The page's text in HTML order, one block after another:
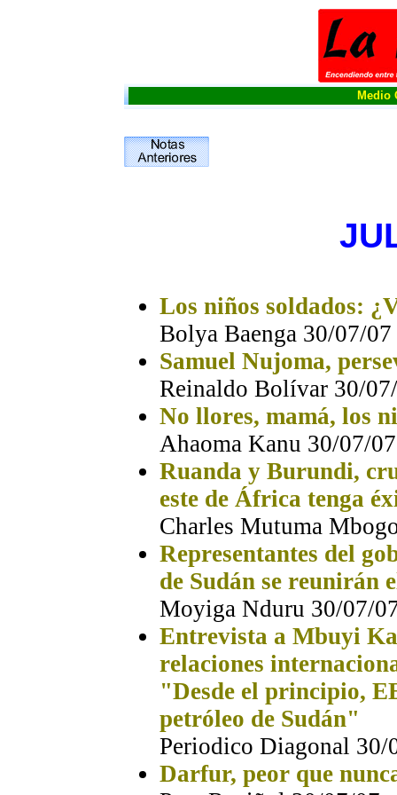
Medio
Los niños soldados:
Bolya Baenga 30/07/07
Samuel Nujoma,
Reinaldo Bolívar 30/
No llores, mamá, los
Ahaoma Kanu 30/07/07
Ruanda y Burundi,
este de África tenga
Charles Mutuma
Representantes del
de Sudán se reunirán
Moyiga Nduru 30/07/
Entrevista a Mbuyi
relaciones
"Desde el principio,
petróleo de Sudán"
Periodico Diagonal 30/
Darfur, peor que